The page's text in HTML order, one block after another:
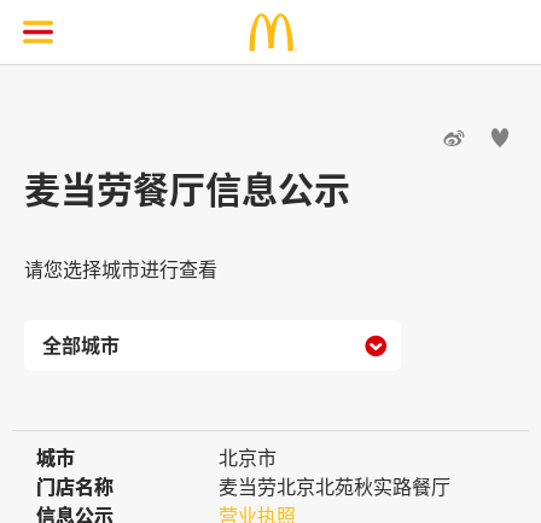
 
麦当劳餐厅信息公示
请您选择城市进行查看

城市
城市
北京市
门店名称
门店名称
麦当劳北京北苑秋实路餐厅
信息公示
信息公示
营业执照